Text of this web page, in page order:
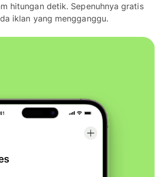
hitungan detik. Sepenuhnya gratis
iklan yang mengganggu.